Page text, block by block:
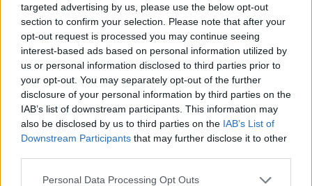
targeted advertising by us, please use the below opt-out
section to confirm your selection. Please note that after your
opt-out request is processed you may continue seeing
interest-based ads based on personal information utilized by
us or personal information disclosed to third parties prior to
your opt-out. You may separately opt-out of the further
disclosure of your personal information by third parties on the
IAB’s list of downstream participants. This information may
also be disclosed by us to third parties on the IAB’s List of
Downstream Participants that may further disclose it to other
Please note that this website/app uses one or more Google
Personal Data Processing Opt Outs
Τοποθετήστε 3 έως 5 φύλλα δάφνης
απευθείας στον κάδο πριν ξεκινήσετε μια
πλύση.
Για να αποτρέψετε τη διασπορά των
φύλλων στα ρούχα, βάλτε τα μέσα σε ένα
υφασμάτινο σακουλάκι ή σε ένα δίχτυ για
ευαίσθητα ρούχα.
Για να καθαρίσετε το πλυντήριο, φτιάξτε
ένα έγχυμα από δέκα φύλλα δάφνης σε
ζεστό νερό και ρίξτε το στον άδειο κάδο